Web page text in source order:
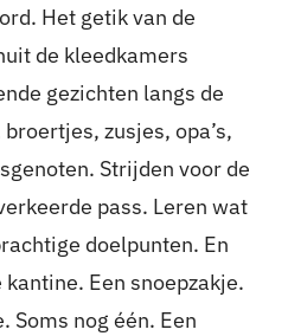
Het getik van de
de kleedkamers
gezichten langs de
broertjes, zusjes, opa’s,
Strijden voor de
pass. Leren wat
doelpunten. En
Een snoepzakje.
Soms nog één. Een